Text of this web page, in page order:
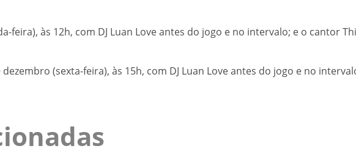
feira), às 12h, com DJ Luan Love antes do jogo e no intervalo; e o cantor
dezembro (sexta-feira), às 15h, com DJ Luan Love antes do jogo e no